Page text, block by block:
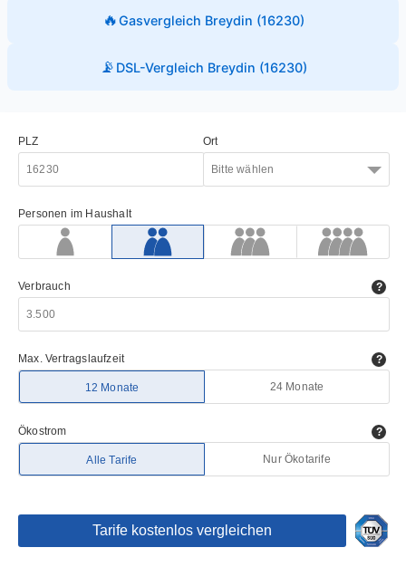
🔥Gasvergleich Breydin (16230)
📡 DSL-Vergleich Breydin (16230)